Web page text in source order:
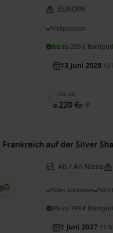
EUROPA
Vollpension
Bis zu 299 €
13 Juni 2028 13
Suite ab
6.220 €p. P.
auf der Silver
Ab / An Nizza
Alles Inklusive Wi-Fi
Bis zu 399 €
1 Juni 2027 11